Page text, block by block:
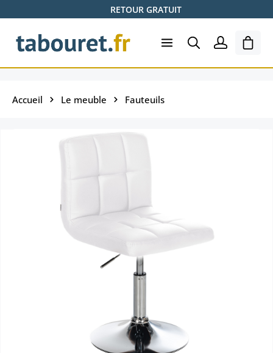
Passer au contenu principalRETOUR GRATUIT
Le
Accueil Le meuble Fauteuils